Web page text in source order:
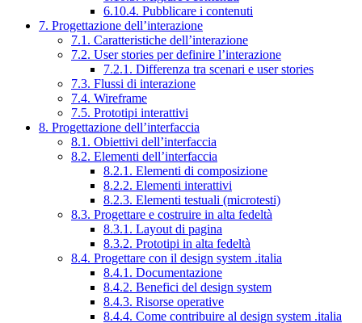
6.10.4. Pubblicare i contenuti
7. Progettazione dell’interazione
7.1. Caratteristiche dell’interazione
7.2. User stories per definire l’interazione
7.2.1. Differenza tra scenari e user stories
7.3. Flussi di interazione
7.4. Wireframe
7.5. Prototipi interattivi
8. Progettazione dell’interfaccia
8.1. Obiettivi dell’interfaccia
8.2. Elementi dell’interfaccia
8.2.1. Elementi di composizione
8.2.2. Elementi interattivi
8.2.3. Elementi testuali (microtesti)
8.3. Progettare e costruire in alta fedeltà
8.3.1. Layout di pagina
8.3.2. Prototipi in alta fedeltà
8.4. Progettare con il design system .italia
8.4.1. Documentazione
8.4.2. Benefici del design system
8.4.3. Risorse operative
8.4.4. Come contribuire al design system .italia